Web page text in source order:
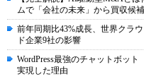
ムで「会社の未来」から買収候
前年同期比43%成長、世界クラ
ド企業9社の影響
WordPress最強のチャットボッ
実現した理由